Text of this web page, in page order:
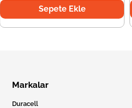
Sepete Ekle
Markalar
Duracell